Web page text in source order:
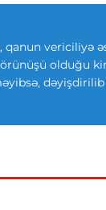
qanun vericiliyə
olduğu
dəyişdirilib